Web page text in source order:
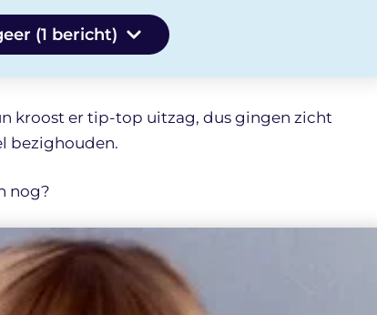
(1 bericht)
kroost er tip-top uitzag, dus gingen zicht
bezighouden.
nog?